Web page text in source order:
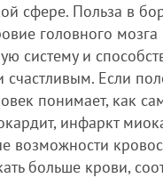
сфере. Польза в
головного
систему и
Если
понимает, как
инфаркт
возможности
больше крови,